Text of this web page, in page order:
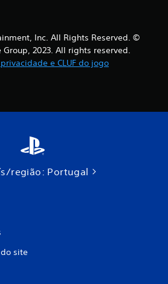
e
e
Inc. All Rights Reserved. ©
2023. All rights reserved.
e CLUF do jogo
região: Portugal
site